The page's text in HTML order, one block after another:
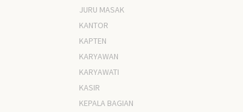
JURU MASAK
KANTOR
KAPTEN
KARYAWAN
KARYAWATI
KASIR
KEPALA BAGIAN